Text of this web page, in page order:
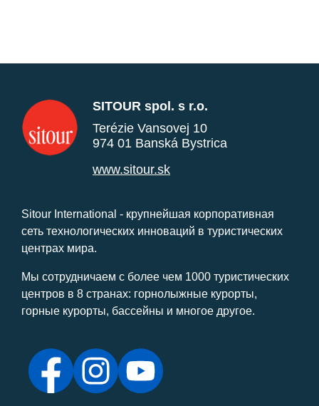
SITOUR spol. s r.o.
Terézie Vansovej 10
974 01 Banská Bystrica
www.sitour.sk
Sitour International - крупнейшая корпоративная
сеть технологических инноваций в туристических
центрах мира.
Мы сотрудничаем с более чем 1000 туристических
центров в 8 странах: горнолыжные курорты,
горные курорты, бассейны и многое другое.